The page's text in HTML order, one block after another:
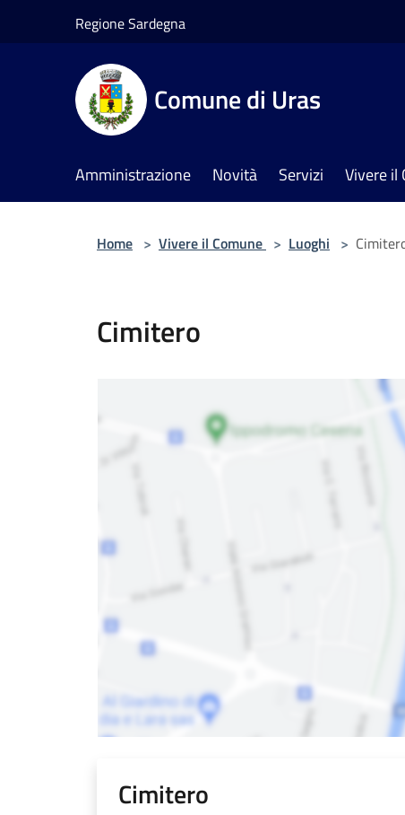
Regione Sardegna
Comune di Uras
Amministrazione Novità Servizi Vivere il
Home > Vivere il Comune > Luoghi >
Cimitero
Cimitero